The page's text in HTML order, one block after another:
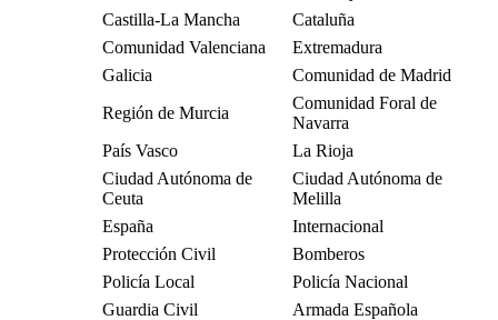
Castilla-La Mancha
Cataluña
Comunidad Valenciana
Extremadura
Galicia
Comunidad de Madrid
Región de Murcia
Comunidad Foral de
Navarra
País Vasco
La Rioja
Ciudad Autónoma de
Ceuta
Ciudad Autónoma de
Melilla
España
Internacional
Protección Civil
Bomberos
Policía Local
Policía Nacional
Guardia Civil
Armada Española